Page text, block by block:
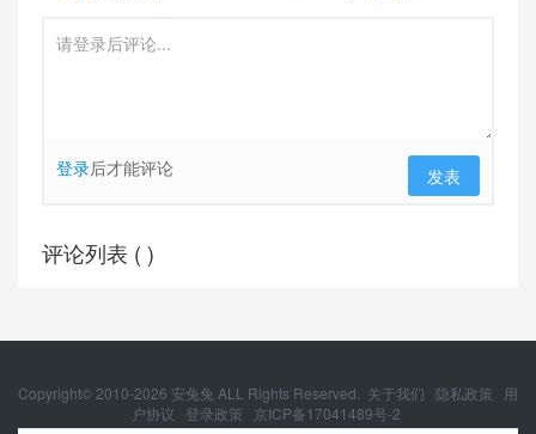
登录后才能评论 发表
评论列表 ( )
Copyright© 2010-2026 安兔兔 ALL Rights Reserved. 关于我们 隐私政策
用
户协议
登录政策 京ICP备17041489号-2